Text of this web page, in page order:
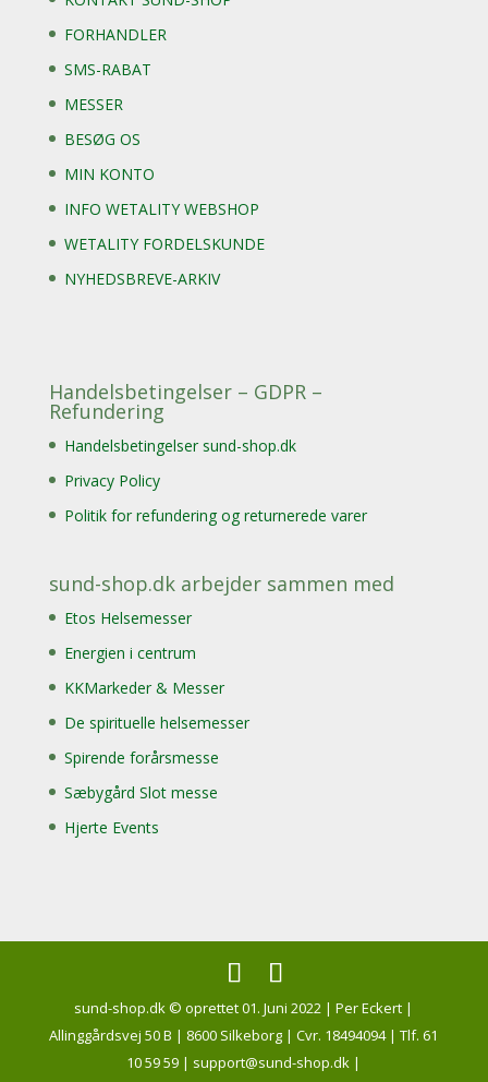
FORHANDLER
SMS-RABAT
MESSER
BESØG OS
MIN KONTO
INFO WETALITY WEBSHOP
WETALITY FORDELSKUNDE
NYHEDSBREVE-ARKIV
Handelsbetingelser – GDPR –
Refundering
Handelsbetingelser sund-shop.dk
Privacy Policy
Politik for refundering og returnerede varer
sund-shop.dk arbejder sammen med
Etos Helsemesser
Energien i centrum
KKMarkeder & Messer
De spirituelle helsemesser
Spirende forårsmesse
Sæbygård Slot messe
Hjerte Events
sund-shop.dk © oprettet 01. Juni 2022 | Per Eckert |
Allinggårdsvej 50 B | 8600 Silkeborg | Cvr. 18494094 | Tlf. 61
10 59 59 | support@sund-shop.dk |